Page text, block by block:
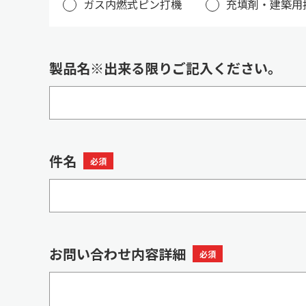
ガス内燃式ピン打機
充填剤・建築
製品名※出来る限りご記入ください。
件名 必須
お問い合わせ内容詳細 必須